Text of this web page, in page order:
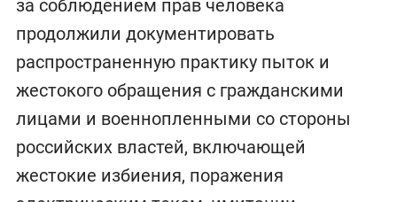
за соблюдением прав человека
продолжили документировать
распространенную практику пыток и
жестокого обращения с гражданскими
лицами и военнопленными со стороны
российских властей, включающей
жестокие избиения, поражения